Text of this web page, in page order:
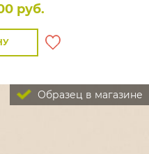
руб.
Образец в магазине